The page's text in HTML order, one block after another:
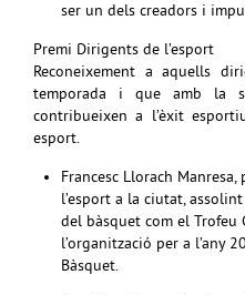
ser un dels creadors i
Premi Dirigents de l’esport
Reconeixement a aquells
temporada i que amb la
contribueixen a l’èxit
esport.
Francesc Llorach
l’esport a la ciutat,
del bàsquet com el Trofeu
l’organització per a l’any
Bàsquet.